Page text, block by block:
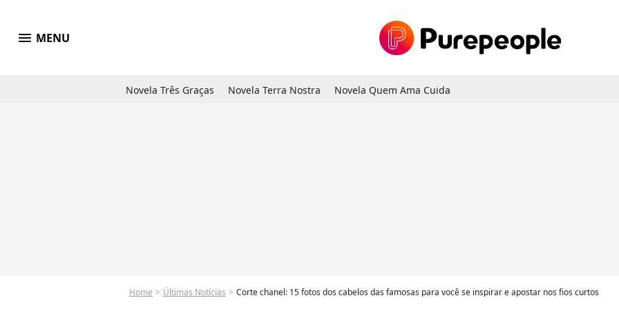
menu MENU
Novela Três Graças Novela Terra Nostra Novela Quem Ama Cuida
Home Últimas Notícias Corte chanel: 15 fotos dos cabelos das famosas para você se inspirar e apostar nos fios curtos